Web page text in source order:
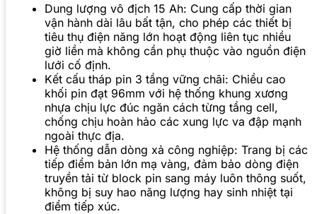
Dung lượng vô địch 15 Ah: Cung cấp thời gian
vận hành dài lâu bất tận, cho phép các thiết bị
tiêu thụ điện năng lớn hoạt động liên tục nhiều
giờ liền mà không cần phụ thuộc vào nguồn điện
lưới cố định.
Kết cấu tháp pin 3 tầng vững chãi: Chiều cao
khối pin đạt 96mm với hệ thống khung xương
nhựa chịu lực đúc ngăn cách từng tầng cell,
chống chịu hoàn hảo các xung lực va đập mạnh
ngoài thực địa.
Hệ thống dẫn dòng xả công nghiệp: Trang bị các
tiếp điểm bản lớn mạ vàng, đảm bảo dòng điện
truyền tải từ block pin sang máy luôn thông suốt,
không bị suy hao năng lượng hay sinh nhiệt tại
điểm tiếp xúc.